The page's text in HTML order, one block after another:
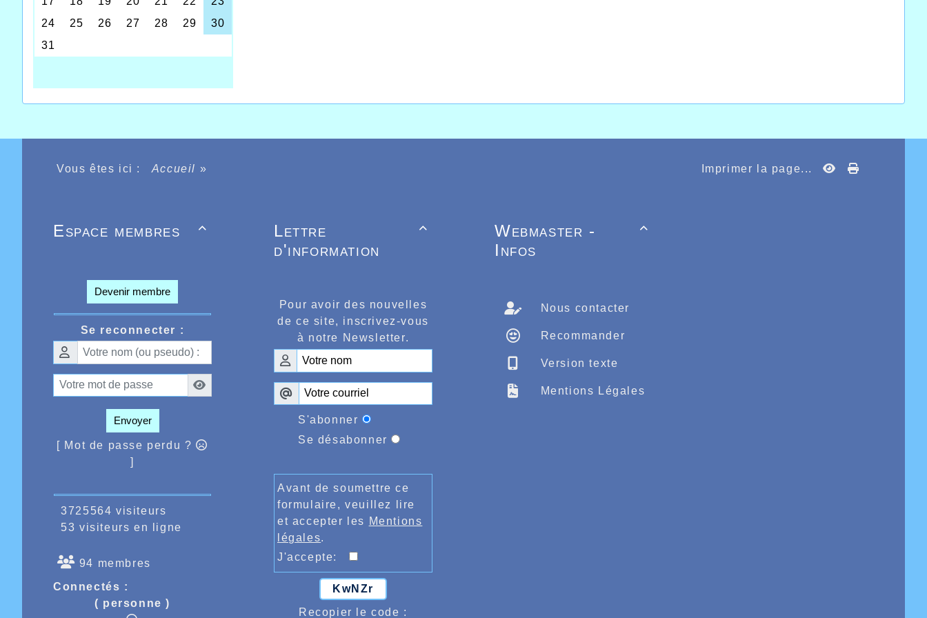
Vous êtes ici : Accueil » Imprimer la page...

Espace membres
Devenir membre
Se reconnecter :
Envoyer
[ Mot de passe perdu ?
]
3725564 visiteurs
53 visiteurs en ligne
94 membres
Connectés :
( personne )

Lettre
d'information
Pour avoir des nouvelles
de ce site, inscrivez-vous
à notre Newsletter.
S'abonner
Se désabonner
Avant de soumettre ce
formulaire, veuillez lire
et accepter les Mentions
légales.
J'accepte:
KwNZr
Recopier le code :

Webmaster -
Infos
Nous contacter
Recommander
Version texte
Mentions Légales